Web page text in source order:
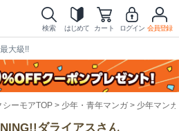
検索 はじめて カート ログイン 会員登録
大級!!
ーモアTOP 少年・青年マンガ 少年マンガ
ダライアスさん